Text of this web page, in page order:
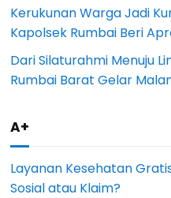
Kerukunan Warga Jadi
Kapolsek Rumbai Beri
Dari Silaturahmi Menuju
Rumbai Barat Gelar
A+
Layanan Kesehatan
Sosial atau Klaim?